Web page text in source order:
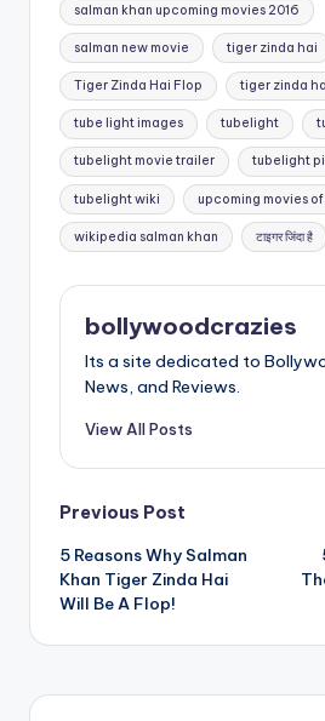
salman khan upcoming movies 2016
salman new movie tiger zinda hai
Tiger Zinda Hai Flop tiger zinda
tube light images tubelight
tubelight movie trailer tubelight
tubelight wiki upcoming movies
wikipedia salman khan टाइगर जिंदा है
bollywoodcrazies
Its a site dedicated to
News, and Reviews.
View All Posts
Post
navigation
Previous Post
5 Reasons Why Salman
Khan Tiger Zinda Hai
Will Be A Flop!